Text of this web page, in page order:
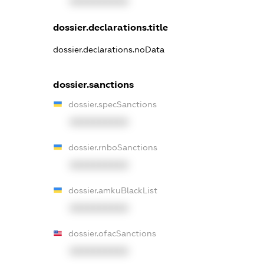
dossier.declarations.title
dossier.declarations.noData
dossier.sanctions
dossier.specSanctions
dossier.rnboSanctions
dossier.amkuBlackList
dossier.ofacSanctions